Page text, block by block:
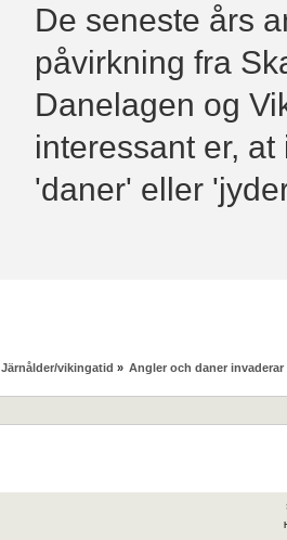
De seneste års
påvirkning fra
Danelagen og
interessant er,
'daner' eller
Järnålder/vikingatid » Angler och daner